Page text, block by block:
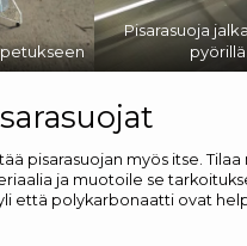
Pisarasuoja
pyörillä.
pisarasuojan myös itse. Tilaa
ja muotoile se
että polykarbonaatti ovat